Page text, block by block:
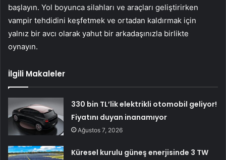
başlayın. Yol boyunca silahları ve araçları geliştirirken
vampir tehdidini keşfetmek ve ortadan kaldırmak için
yalnız bir avcı olarak yahut bir arkadaşınızla birlikte
oynayın.
İlgili Makaleler
330 bin TL’lik elektrikli otomobil geliyor!
Fiyatını duyan inanamıyor
Ağustos 7, 2026
Küresel kurulu güneş enerjisinde 3 TW